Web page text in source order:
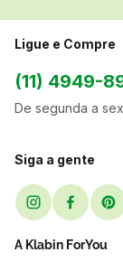
Ligue e Compre
(11) 4949-
De segunda a
Siga a gente
A Klabin ForYou